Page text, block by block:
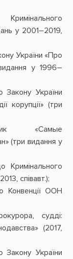
у 2001–2019,
України «Про
у 1996–
Закону України
корупції» (три
«Самые
(три видання у
Кримінального
співавт.);
Конвенції ООН
судді:
(2017,
Закону України